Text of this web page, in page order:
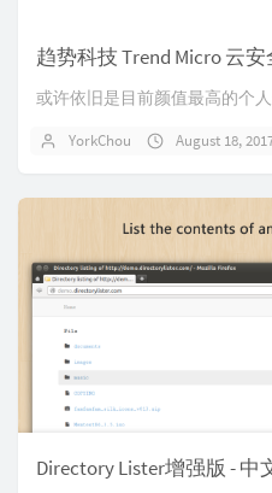
趋势科技 Trend Micro 云安
或许依旧是目前颜值最高的个人
YorkChou August 18,
Directory Lister增强版 -